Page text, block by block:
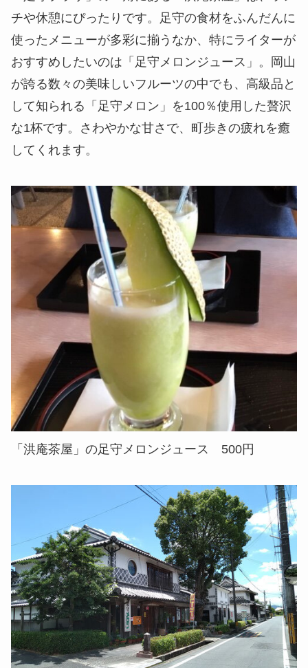
チや休憩にぴったりです。足守の食材をふんだんに
使ったメニューが多彩に揃うなか、特にライターが
おすすめしたいのは「足守メロンジュース」。岡山
が誇る数々の美味しいフルーツの中でも、高級品と
して知られる「足守メロン」を100％使用した贅沢
な1杯です。さわやかな甘さで、町歩きの疲れを癒
してくれます。
「洪庵茶屋」の足守メロンジュース 500円